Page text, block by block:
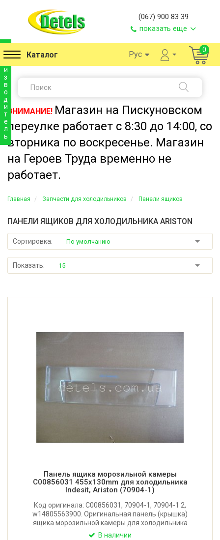
(067) 900 83 39
показать еще
Каталог Рус 0
ВНИМАНИЕ! Магазин на Пискуновском
переулке работает с 8:30 до 14:00, со
вторника по воскресенье. Магазин
на Героев Труда временно не
работает.
Главная Запчасти для холодильников Панели ящиков
ПАНЕЛИ ЯЩИКОВ ДЛЯ ХОЛОДИЛЬНИКА ARISTON
Сортировка: По умолчанию
Показать: 15
р
и
з
в
о
д
и
т
е
л
ь
Панель ящика морозильной камеры
C00856031 455x130mm для холодильника
Indesit, Ariston (70904-1)
Код оригинала: C00856031, 70904-1, 70904-1 2,
w14805563900. Оригинальная панель (крышка)
ящика морозильной камеры для холодильника
Indesit, Ariston с технологией Fast Freezing. Размер:
В наличии